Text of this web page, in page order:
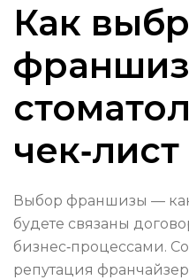
Как
чек‑лист
Выбор франшизы —
будете связаны
бизнес‑процессами.
репутация